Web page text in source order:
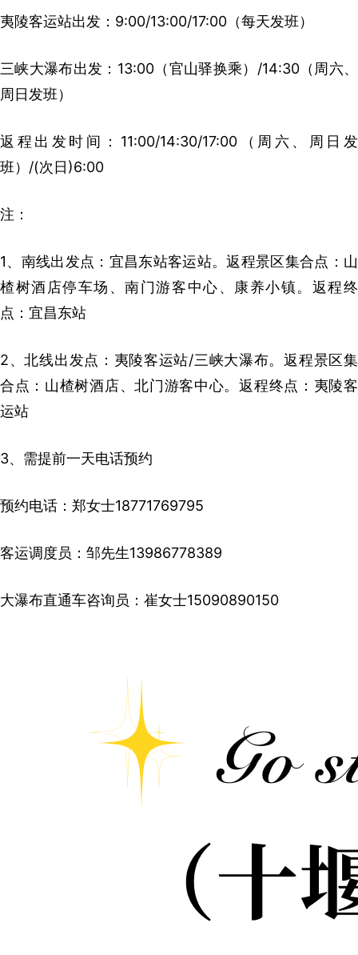
夷陵客运站出发：9:00/13:00/17:00（每天发班）
三峡大瀑布出发：13:00（官山驿换乘）/14:30（周六、
周日发班）
返程出发时间：11:00/14:30/17:00（周六、周日发
班）/(次日)6:00
注：
1、南线出发点：宜昌东站客运站。返程景区集合点：山
楂树酒店停车场、南门游客中心、康养小镇。返程终
点：宜昌东站
2、北线出发点：夷陵客运站/三峡大瀑布。返程景区集
合点：山楂树酒店、北门游客中心。返程终点：夷陵客
运站
3、需提前一天电话预约
预约电话：郑女士18771769795
客运调度员：邹先生13986778389
大瀑布直通车咨询员：崔女士15090890150